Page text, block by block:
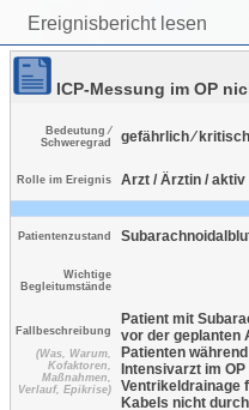
Ereignisbericht lesen
ICP-Messung im OP
Bedeutung ⁄
Schweregrad
gefährlich ⁄
Rolle im Ereignis Arzt / Ärztin / aktiv
Patientenzustand
Wichtige
Begleitumstände
Fallbeschreibung
(Was, Warum,
Kofaktoren,
Maßnahmen,
Verlauf, Epikrise)
Patient mit
vor der geplanten
Patienten
Intensivarzt im
Ventrikeldrainage
Kabels nicht